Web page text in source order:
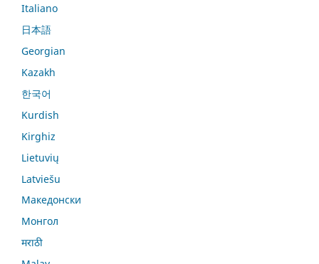
Italiano
日本語
Georgian
Kazakh
한국어
Kurdish
Kirghiz
Lietuvių
Latviešu
Македонски
Монгол
मराठी